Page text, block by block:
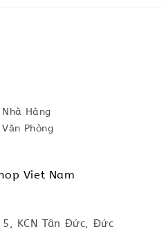
Hàng
Phòng
Viet Nam
KCN Tân Đức, Đức